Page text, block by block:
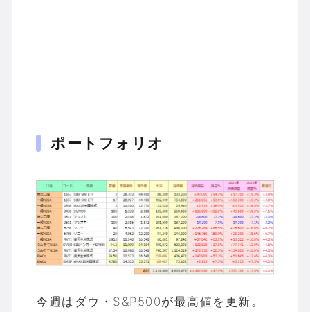
ポートフォリオ
今週はダウ・S&P500が最高値を更新。